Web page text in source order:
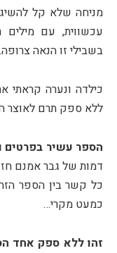
מניחה שלא קל
עכשווית, עם מילים
בשבילי זו הנאה צרופה.
כילדה ונערה קראתי
ללא ספק תרם לאוצר
הספר עשיר בפרטים
דמות של גבר אמנם
כל קשר בין הספר
כמעט מקרי…
זהו ללא ספק אחד